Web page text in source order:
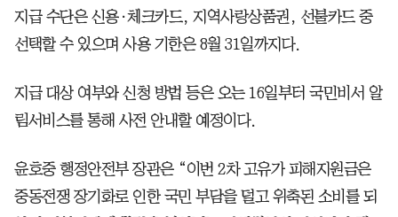
지급 수단은 신용·체크카드, 지역사랑상품권, 선불카드 중
선택할 수 있으며 사용 기한은 8월 31일까지다.
지급 대상 여부와 신청 방법 등은 오는 16일부터 국민비서 알
림서비스를 통해 사전 안내할 예정이다.
윤호중 행정안전부 장관은 “이번 2차 고유가 피해지원금은
중동전쟁 장기화로 인한 국민 부담을 덜고 위축된 소비를 되